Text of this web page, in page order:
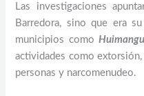
Las investigaciones
Barredora, sino que era
municipios como
actividades como
personas y narcomenudeo.